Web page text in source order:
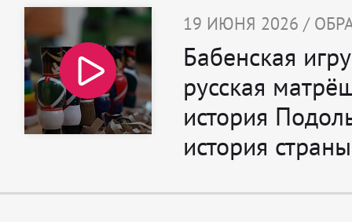
19 ИЮНЯ 2026 /
Бабенская
русская
история
история страны